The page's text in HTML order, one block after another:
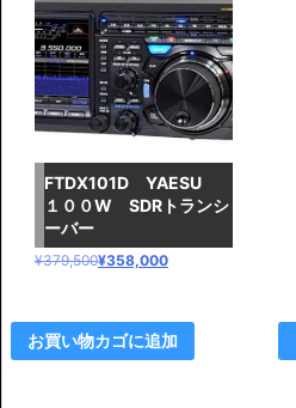
FTDX101D YAESU
１００W SDRトランシ
ーバー
¥379,500元
格
は
¥358,000現
価
格
お買い物カゴに追加